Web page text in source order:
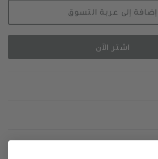
إضافة إلى عربة التسوق
اشتر الآن